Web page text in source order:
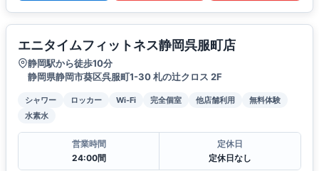
エニタイムフィットネス静岡呉服町店
静岡駅から徒歩10分
静岡県静岡市葵区呉服町1-30 札の辻クロス 2F
シャワー ロッカー Wi-Fi 完全個室 他店舗利用
無料体験
水素水
営業時間
24:00間
定休日
定休日なし